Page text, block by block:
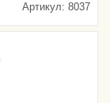
Артикул: 8037